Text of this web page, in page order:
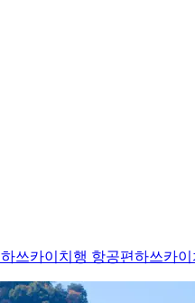
하쓰카이치행 항공편하쓰카